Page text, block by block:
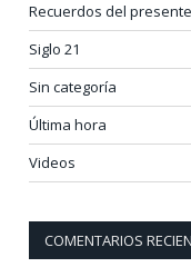
Recuerdos del presente
Siglo 21
Sin categoría
Última hora
Videos
COMENTARIOS